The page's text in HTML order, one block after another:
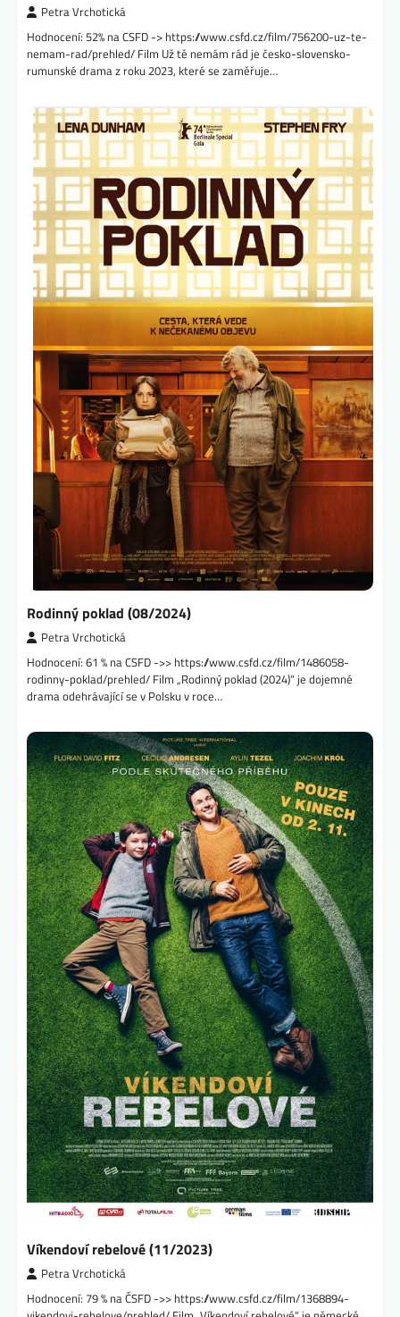
Petra Vrchotická
Hodnocení: 52% na CSFD -> https://www.csfd.cz/film/756200-uz-te-
nemam-rad/prehled/ Film Už tě nemám rád je česko-slovensko-
rumunské drama z roku 2023, které se zaměřuje…
Rodinný poklad (08/2024)
Petra Vrchotická
Hodnocení: 61 % na CSFD ->> https://www.csfd.cz/film/1486058-
rodinny-poklad/prehled/ Film „Rodinný poklad (2024)“ je dojemné
drama odehrávající se v Polsku v roce…
Víkendoví rebelové (11/2023)
Petra Vrchotická
Hodnocení: 79 % na ČSFD ->> https://www.csfd.cz/film/1368894-